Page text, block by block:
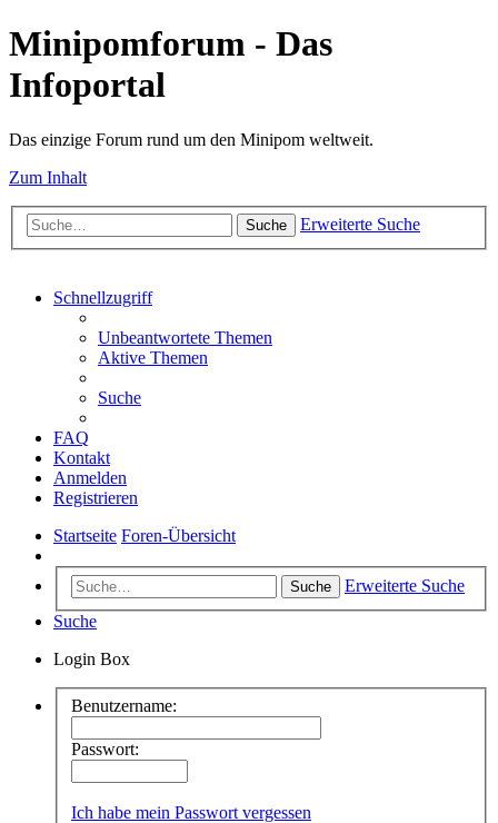
Minipomforum - Das
Infoportal
Das einzige Forum rund um den Minipom weltweit.
Zum Inhalt
Suche Erweiterte Suche
Schnellzugriff
Unbeantwortete Themen
Aktive Themen
Suche
FAQ
Kontakt
Anmelden
Registrieren
Startseite Foren-Übersicht
Suche
Erweiterte Suche
Suche
Login Box
Benutzername:
Passwort:
Ich habe mein Passwort vergessen